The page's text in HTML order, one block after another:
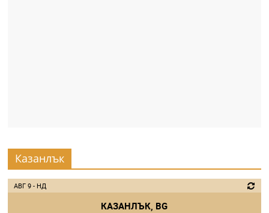
Казанлък
АВГ 9 - НД
КАЗАНЛЪК, BG